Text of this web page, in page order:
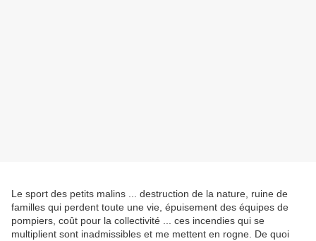
Le sport des petits malins ... destruction de la nature, ruine de
familles qui perdent toute une vie, épuisement des équipes de
pompiers, coût pour la collectivité ... ces incendies qui se
multiplient sont inadmissibles et me mettent en rogne. De quoi